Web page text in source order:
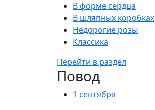
В форме сердца
В шляпных коробках
Недорогие розы
Классика
Перейти в раздел
Повод
1 сентября